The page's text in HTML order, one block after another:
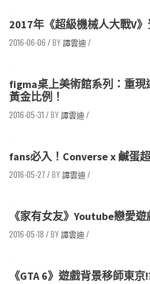
2017年《超級機械人大戰V
2016-06-06 / 譚雲迪 /
figma桌上美術館系列：重現
黃金比例！
2016-05-31 / 譚雲迪 /
fans必入！Converse x 鹹蛋
2016-05-27 / 譚雲迪 /
《家有女友》Youtube戀愛遊
2016-05-18 / 譚雲迪 /
《GTA 6》遊戲背景移師東京